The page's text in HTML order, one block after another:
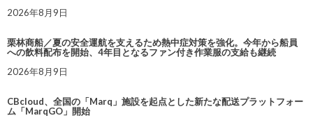
2026年8月9日
栗林商船／夏の安全運航を支えるため熱中症対策を強化。今年から船員
への飲料配布を開始、4年目となるファン付き作業服の支給も継続
2026年8月9日
CBcloud、全国の「Marq」施設を起点とした新たな配送プラットフォー
ム「MarqGO」開始